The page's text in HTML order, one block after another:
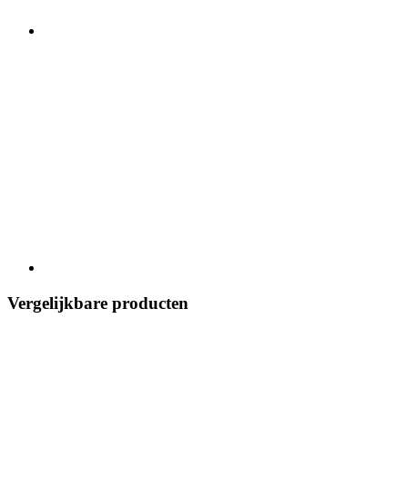
Vergelijkbare producten